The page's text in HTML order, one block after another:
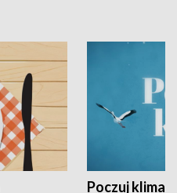
Poczuj klimat